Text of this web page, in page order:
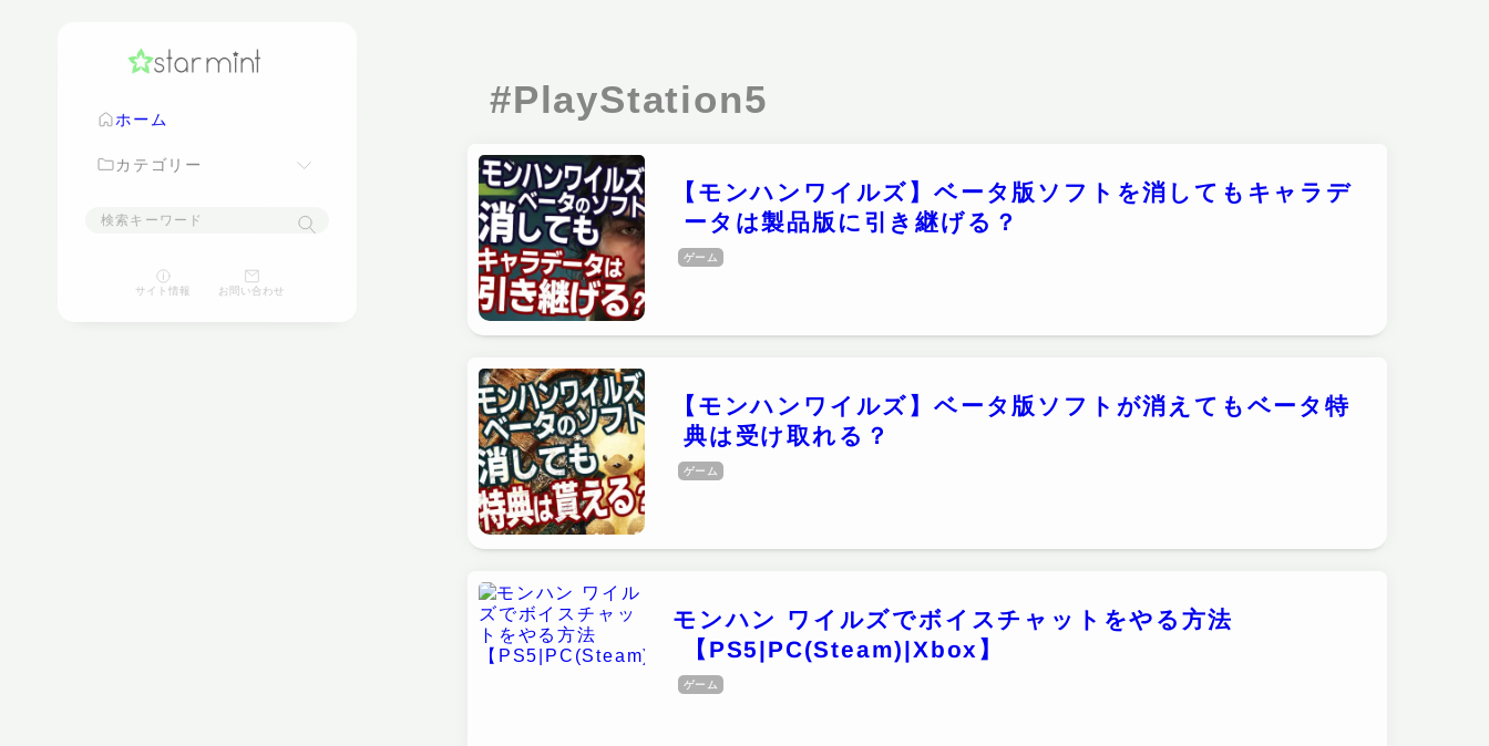
ホーム
カテゴリー
ゲーム
サイト情報 お問い合わせ
#PlayStation5
【モンハンワイルズ】ベータ版ソフトを消してもキャラデ
ータは製品版に引き継げる？
ゲーム
【モンハンワイルズ】ベータ版ソフトが消えてもベータ特
典は受け取れる？
ゲーム
モンハン ワイルズでボイスチャットをやる方法
【PS5|PC(Steam)|Xbox】
ゲーム